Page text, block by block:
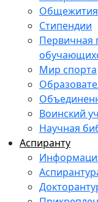
Общежития
Стипендии
Первичная
Мир спорта
Воинский
Научная
Аспиранту